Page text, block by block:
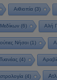
Αιθιοπία(3)
(6) Αλή
Νήσοι(1)
(4)
(4)